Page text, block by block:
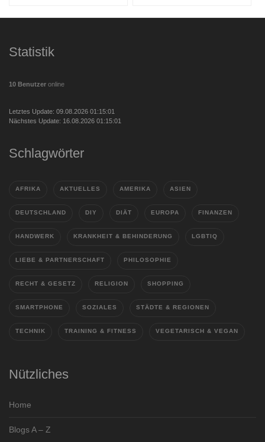
Statistik
10 Benutzer online
Letztes Update: 09.08.2026 01:15:01
Nächstes Update: 16.08.2026 01:15:01
Schlagwörter
AFRIKA AKTUELLES AMERIKA ASIEN
DEUTSCHLAND DIY DIÄT EUROPA FINANZEN
HANDWERK KRANKHEIT & BEHINDERUNG LGBTIQ
LIEBE & PARTNERSCHAFT PHILOSOPHIE
RECHT & GESETZ RELIGION SHOPPING
SMARTPHONE SOZIALES STÄDTE & REGIONEN
TECHNIK TRAINING & FITNESS VEGETARISCH & VEGAN
Nützliches
Home
Blogs A – Z